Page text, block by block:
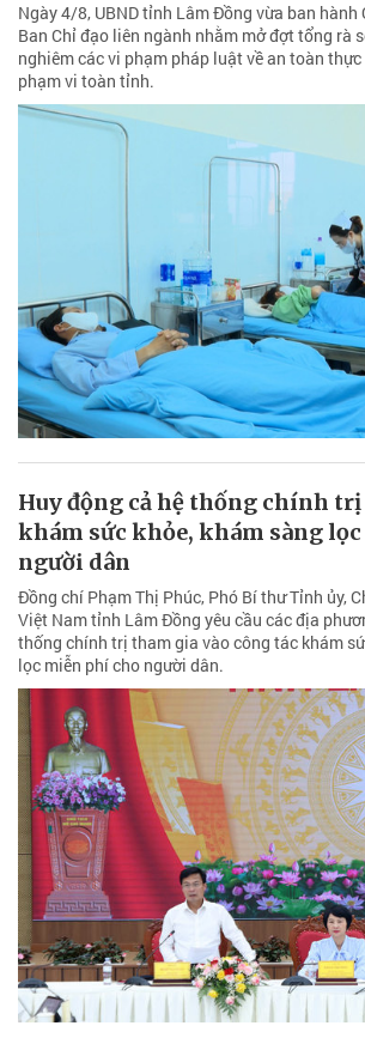
Ngày 4/8, UBND tỉnh Lâm Đồng vừa ban
Ban Chỉ đạo liên ngành nhằm mở đợt tổng rà
nghiêm các vi phạm pháp luật về an toàn
phạm vi toàn tỉnh.
Huy động cả hệ thống chính
khám sức khỏe, khám sàng
người dân
Đồng chí Phạm Thị Phúc, Phó Bí thư Tỉnh ủy,
Việt Nam tỉnh Lâm Đồng yêu cầu các địa
thống chính trị tham gia vào công tác khám
lọc miễn phí cho người dân.